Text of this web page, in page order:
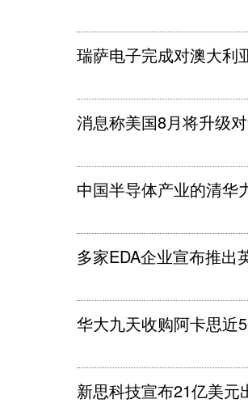
瑞萨电子完成对澳大利
消息称美国8月将升级
中国半导体产业的清华
多家EDA企业宣布推出
华大九天收购阿卡思近
新思科技宣布21亿美元